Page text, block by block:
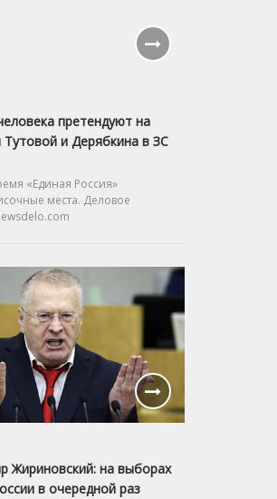
претендуют на
и Дерябкина в ЗС
«Единая Россия»
места. Деловое
Жириновский: на выборах
в очередной раз